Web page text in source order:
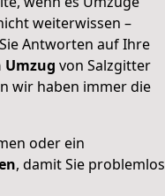
weiterwissen –
Antworten auf Ihre
von Salzgitter
wir haben immer die
oder ein
, damit Sie problemlos